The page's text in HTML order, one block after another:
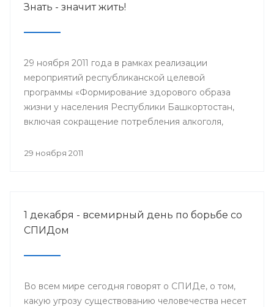
Знать - значит жить!
29 ноября 2011 года в рамках реализации
мероприятий республиканской целевой
программы «Формирование здорового образа
жизни у населения Республики Башкортостан,
включая сокращение потребления алкоголя,
годы» и проведения Всемирного дня борьбы со
выбираем здоровый образ жизни».
29 ноября 2011
1 декабря - всемирный день по борьбе со
СПИДом
Во всем мире сегодня говорят о СПИДе, о том,
какую угрозу существованию человечества несет